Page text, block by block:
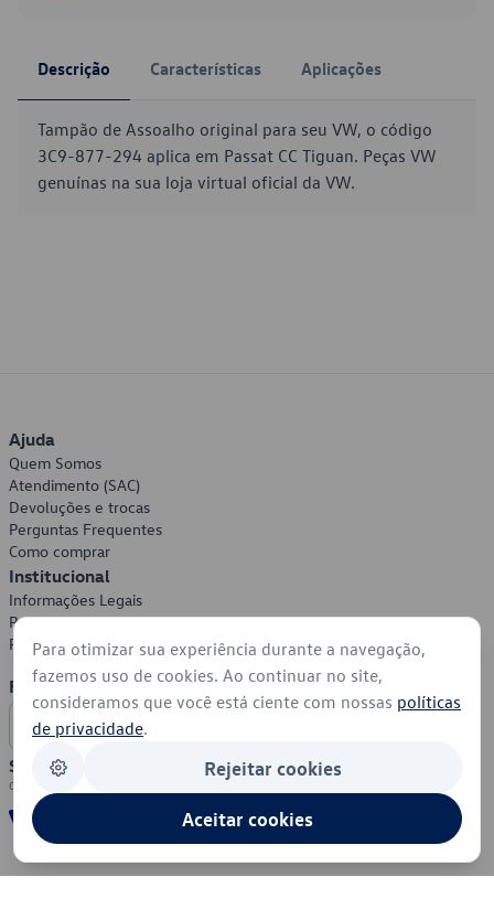
Descrição Características Aplicações
Tampão de Assoalho original para seu VW, o código
3C9-877-294 aplica em Passat CC Tiguan. Peças VW
genuínas na sua loja virtual oficial da VW.
Ajuda
Quem Somos
Atendimento (SAC)
Devoluções e trocas
Perguntas Frequentes
Como comprar
Institucional
Informações Legais
Política de Privacidade
Política de Cookies
Formas de Pagamento
Segurança
Para otimizar sua experiência durante a navegação,
fazemos uso de cookies. Ao continuar no site,
consideramos que você está ciente com nossas políticas
de privacidade.
Rejeitar cookies
Aceitar cookies